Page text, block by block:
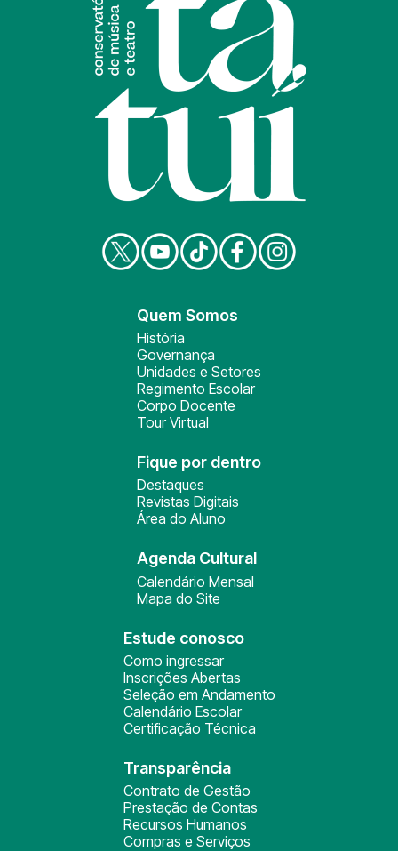
Quem Somos
História
Governança
Unidades e Setores
Regimento Escolar
Corpo Docente
Tour Virtual
Fique por dentro
Destaques
Revistas Digitais
Área do Aluno
Agenda Cultural
Calendário Mensal
Mapa do Site
Estude conosco
Como ingressar
Inscrições Abertas
Seleção em Andamento
Calendário Escolar
Certificação Técnica
Transparência
Contrato de Gestão
Prestação de Contas
Recursos Humanos
Compras e Serviços